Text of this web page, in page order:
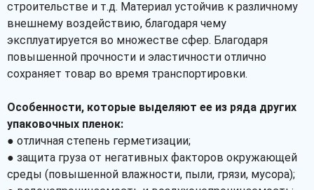
строительстве и т.д. Материал устойчив к различному
внешнему воздействию, благодаря чему
эксплуатируется во множестве сфер. Благодаря
повышенной прочности и эластичности отлично
сохраняет товар во время транспортировки.
Особенности, которые выделяют ее из ряда других
упаковочных пленок:
● отличная степень герметизации;
● защита груза от негативных факторов окружающей
среды (повышенной влажности, пыли, грязи, мусора);